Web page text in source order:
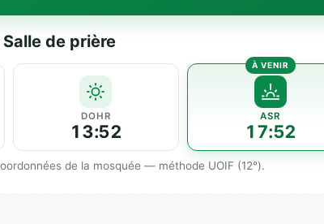
de prière
DOHR
13:52
ASR
17:52
de la mosquée — méthode UOIF (12°).